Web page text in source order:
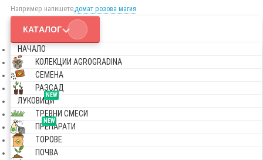
Например напишете,домат розова магия
КАТАЛОГ
НАЧАЛО
КОЛЕКЦИИ AGROGRADINA
СЕМЕНА
РАЗСАД
NEW
ЛУКОВИЦИ
ТРЕВНИ СМЕСИ
NEW
ПРЕПАРАТИ
ТОРОВЕ
ПОЧВА